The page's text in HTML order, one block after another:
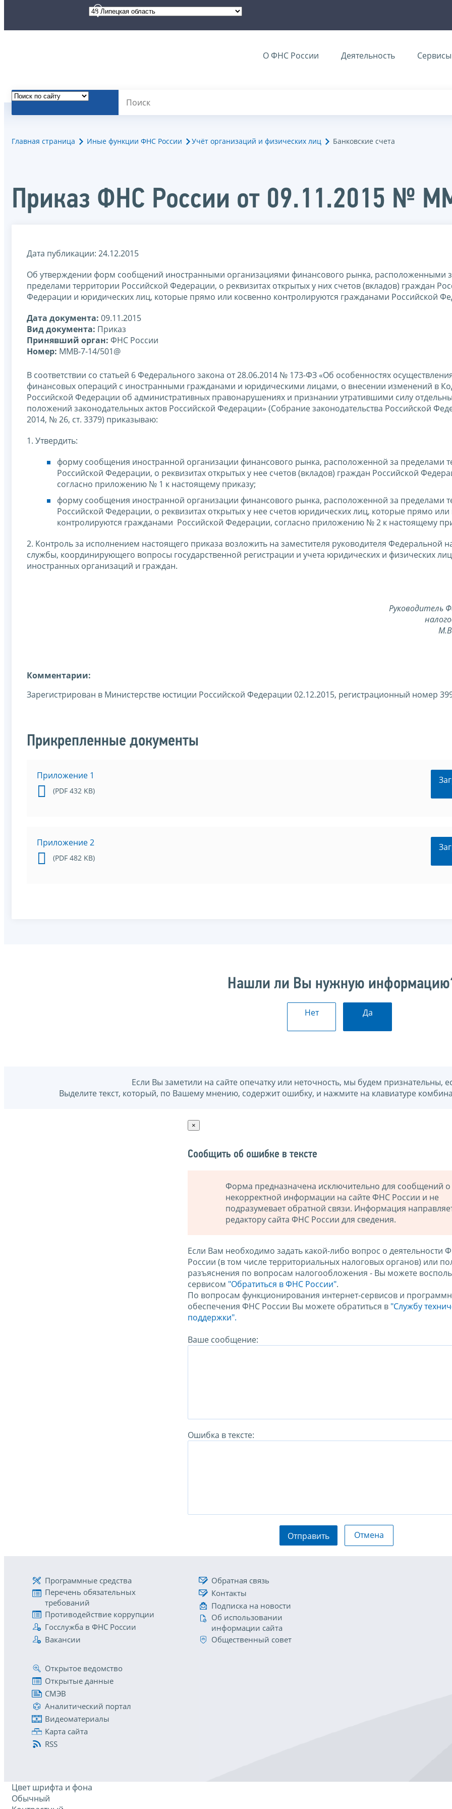
О ФНС России Деятельность Сервисы
Главная страница Иные функции ФНС России Учёт организаций и физических лиц Банковские счета
Приказ ФНС России от 09.11.2015 №
Дата публикации: 24.12.2015
Об утверждении форм сообщений иностранными организациями финансового рынка, расположенными
пределами территории Российской Федерации, о реквизитах открытых у них счетов (вкладов) граждан
Федерации и юридических лиц, которые прямо или косвенно контролируются гражданами Российской
Дата документа: 09.11.2015
Вид документа: Приказ
Принявший орган: ФНС России
Номер: ММВ-7-14/501@
В соответствии со статьей 6 Федерального закона от 28.06.2014 № 173-ФЗ «Об особенностях
финансовых операций с иностранными гражданами и юридическими лицами, о внесении изменений в
Российской Федерации об административных правонарушениях и признании утратившими силу
положений законодательных актов Российской Федерации» (Собрание законодательства Российской
2014, № 26, ст. 3379) приказываю:
1. Утвердить:
форму сообщения иностранной организации финансового рынка, расположенной за пределами
Российской Федерации, о реквизитах открытых у нее счетов (вкладов) граждан Российской
согласно приложению № 1 к настоящему приказу;
форму сообщения иностранной организации финансового рынка, расположенной за пределами
Российской Федерации, о реквизитах открытых у нее счетов юридических лиц, которые прямо или
контролируются гражданами Российской Федерации, согласно приложению № 2 к настоящему
2. Контроль за исполнением настоящего приказа возложить на заместителя руководителя Федеральной
службы, координирующего вопросы государственной регистрации и учета юридических и физических
иностранных организаций и граждан.
Руководитель
Комментарии:
Зарегистрирован в Министерстве юстиции Российской Федерации 02.12.2015, регистрационный номер
Прикрепленные документы
Приложение 1
(PDF 432 KB)
Приложение 2
(PDF 482 KB)
Нашли ли Вы нужную
Нет Да
Если Вы заметили на сайте опечатку или неточность, мы будем признательны,
Выделите текст, который, по Вашему мнению, содержит ошибку, и нажмите на клавиатуре
×
Сообщить об ошибке в тексте
Форма предназначена исключительно для сообщений о
некорректной информации на сайте ФНС России и не
подразумевает обратной связи. Информация
редактору сайта ФНС России для сведения.
Если Вам необходимо задать какой-либо вопрос о деятельности
России (в том числе территориальных налоговых органов) или
разъяснения по вопросам налогообложения - Вы можете
сервисом "Обратиться в ФНС России".
По вопросам функционирования интернет-сервисов и
обеспечения ФНС России Вы можете обратиться в "Службу
поддержки".
Ваше сообщение:
Ошибка в тексте:
Отправить Отмена
Программные средства
Перечень обязательных
требований
Противодействие коррупции
Госслужба в ФНС России
Вакансии
Обратная связь
Контакты
Подписка на новости
Об использовании
информации сайта
Общественный совет
Открытое ведомство
Открытые данные
СМЭВ
Аналитический портал
Видеоматериалы
Карта сайта
RSS
Цвет шрифта и фона
Обычный